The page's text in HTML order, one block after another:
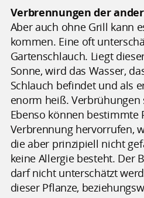
Verbrennungen der
Aber auch ohne Grill kann
kommen. Eine oft
Gartenschlauch. Liegt
Sonne, wird das Wasser,
Schlauch befindet und als
enorm heiß.
Ebenso können bestimmte
Verbrennung hervorrufen,
die aber prinzipiell nicht
keine Allergie besteht. Der
darf nicht unterschätzt
dieser Pflanze,